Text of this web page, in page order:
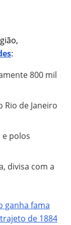
:
800 mil
de Janeiro
e polos
divisa com a
ganha fama
de 1884